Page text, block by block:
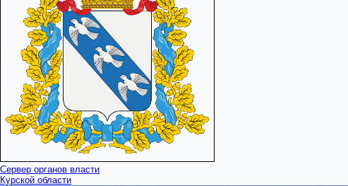
Сервер органов власти
Курской области